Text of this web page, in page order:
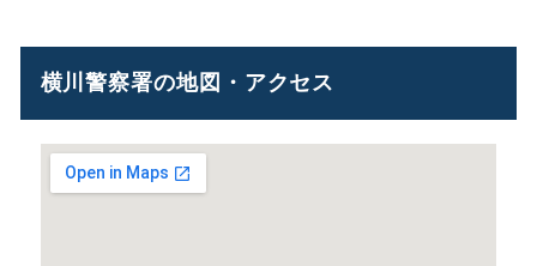
横川警察署の地図・アクセス